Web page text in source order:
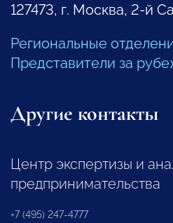
127473, г. Москва, 2-й
Региональные
Представители за
Другие контакты
Центр экспертизы и
предпринимательства
+7 (495) 247-4777